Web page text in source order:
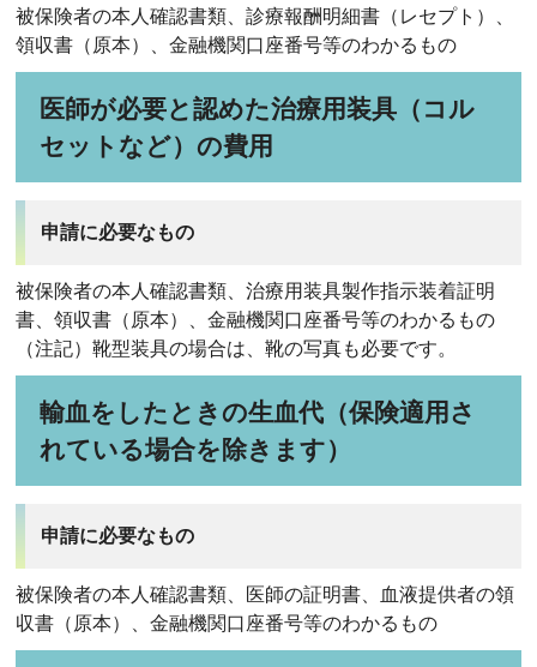
被保険者の本人確認書類、診療報酬明細書（レセプト）、
領収書（原本）、金融機関口座番号等のわかるもの
医師が必要と認めた治療用装具（コル
セットなど）の費用
申請に必要なもの
被保険者の本人確認書類、治療用装具製作指示装着証明
書、領収書（原本）、金融機関口座番号等のわかるもの
（注記）靴型装具の場合は、靴の写真も必要です。
輸血をしたときの生血代（保険適用さ
れている場合を除きます）
申請に必要なもの
被保険者の本人確認書類、医師の証明書、血液提供者の領
収書（原本）、金融機関口座番号等のわかるもの